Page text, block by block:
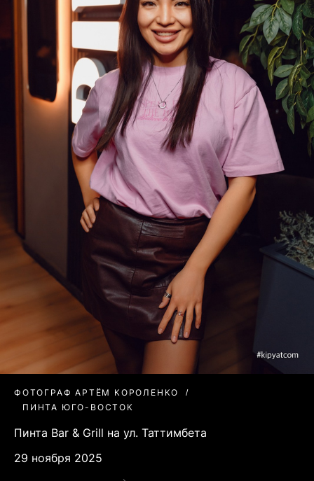
ФОТОГРАФ АРТЁМ КОРОЛЕНКО
ПИНТА ЮГО-ВОСТОК
Пинта Bar & Grill на ул. Таттимбета
29 ноября 2025